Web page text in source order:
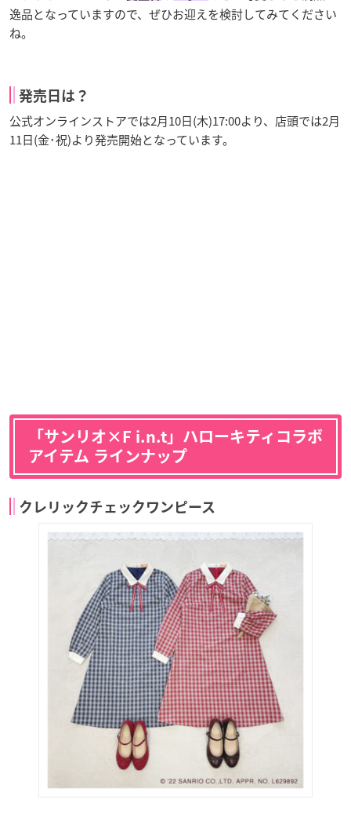
逸品となっていますので、ぜひお迎えを検討してみてください
ね。
発売日は？
公式オンラインストアでは2月10日(木)17:00より、店頭では2月
11日(金･祝)より発売開始となっています。
「サンリオ×F i.n.t」ハローキティコラボ
アイテム ラインナップ
クレリックチェックワンピース